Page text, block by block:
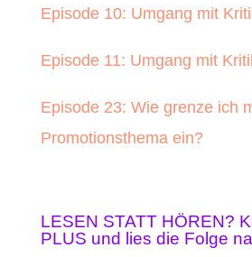
Episode 10: Umgang mit
Episode 11: Umgang mit
Episode 23: Wie grenze ich
Promotionsthema ein?
LESEN STATT HÖREN?
PLUS und lies die Folge